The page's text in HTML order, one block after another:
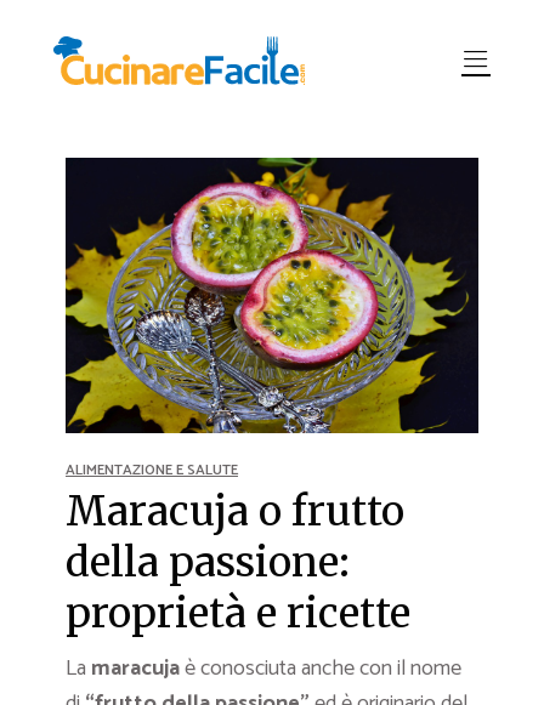
ALIMENTAZIONE E SALUTE
Maracuja o frutto
della passione:
proprietà e ricette
La maracujaè conosciuta anche con il nome